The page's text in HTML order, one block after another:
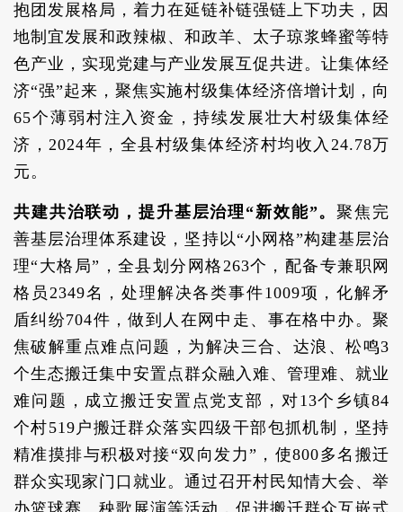
抱团发展格局，着力在延链补链强链上下功夫，因
地制宜发展和政辣椒、和政羊、太子琼浆蜂蜜等特
色产业，实现党建与产业发展互促共进。让集体经
济“强”起来，聚焦实施村级集体经济倍增计划，向
65个薄弱村注入资金，持续发展壮大村级集体经
济，2024年，全县村级集体经济村均收入24.78万
元。
共建共治联动，提升基层治理“新效能”。聚焦完
善基层治理体系建设，坚持以“小网格”构建基层治
理“大格局”，全县划分网格263个，配备专兼职网
格员2349名，处理解决各类事件1009项，化解矛
盾纠纷704件，做到人在网中走、事在格中办。聚
焦破解重点难点问题，为解决三合、达浪、松鸣3
个生态搬迁集中安置点群众融入难、管理难、就业
难问题，成立搬迁安置点党支部，对13个乡镇84
个村519户搬迁群众落实四级干部包抓机制，坚持
精准摸排与积极对接“双向发力”，使800多名搬迁
群众实现家门口就业。通过召开村民知情大会、举
办篮球赛、秧歌展演等活动，促进搬迁群众互嵌式